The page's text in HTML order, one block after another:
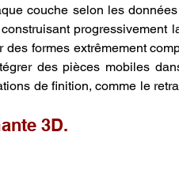
couche selon les
progressivement
formes extrêmement
des pièces mobiles
de finition, comme le
3D.